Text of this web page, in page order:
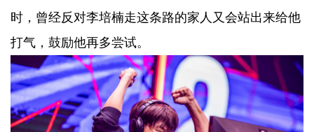
时，曾经反对李培楠走这条路的家人又会站出来给他
打气，鼓励他再多尝试。